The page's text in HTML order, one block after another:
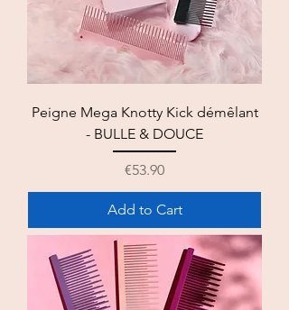
Peigne Mega Knotty Kick démêlant
- BULLE & DOUCE
Price
€53.90
Add to Cart